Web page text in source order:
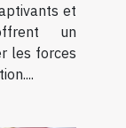
et
un
les forces